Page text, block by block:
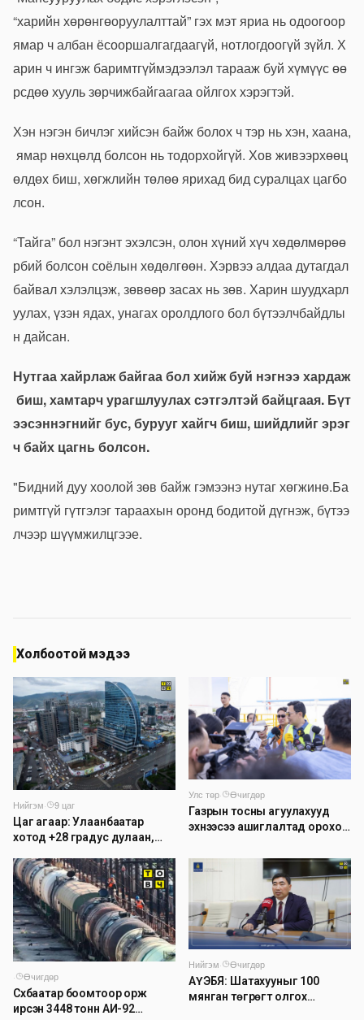
“харийн хөрөнгөоруулалттай” гэх мэтяриа ньодоогоор
ямар чалбан ёсооршалгагдаагүй, нотлогдоогүй зүйл. Х
арин ч ингэж баримтгүймэдээлэлтарааж буй хүмүүсөө
рсдөөхуульзөрчижбайгаагааойлгоххэрэгтэй.
Хэн нэгэн бичлэгхийсэн байж болох чтэр ньхэн, хаана,
ямар нөхцөлд болсон ньтодорхойгүй. Хов живээрхөөц
өлдөх биш, хөгжлийн төлөөярихад бидсуралцах цагбо
лсон.
“Тайга” бол нэгэнтэхэлсэн, олон хүний хүчхөдөлмөрөө
рбий болсон соёлын хөдөлгөөн. Хэрвээалдаадутагдал
байвалхэлэлцэж, зөвөөрзасах ньзөв. Харин шуудхарл
уулах, үзэн ядах, унагахоролдлого бол бүтээлчбайдлы
н дайсан.
Нутгаахайрлажбайгаабол хийжбуй нэгнээхардаж
биш,хамтарчурагшлуулахсэтгэлтэй байцгаая. Бүт
ээсэннэгнийгбус,буруугхайгчбиш, шийдлийгэрэг
чбайх цагнь болсон.
"Бидний дуухоолой зөв байж гэмээнэ нутагхөгжинө.Ба
римтгүй гүтгэлэгтараахын оронд бодитой дүгнэж, бүтээ
лчээр шүүмжилцгээе.
Холбоотой мэдээ
Нийгэм·
9 цаг
Цаг агаар: Улаанбаатар
хотод +28 градус дулаан,
бороо орно
Улс төр·
Өчигдөр
Газрын тосны агуулахууд
эхнээсээ ашиглалтад ороход
·
Өчигдөр
Сүхбаатар боомтоор орж
ирсэн 3448 тонн АИ-92
Нийгэм·
Өчигдөр
АҮЭБЯ: Шатахууныг 100
мянган төгрөгт олгох